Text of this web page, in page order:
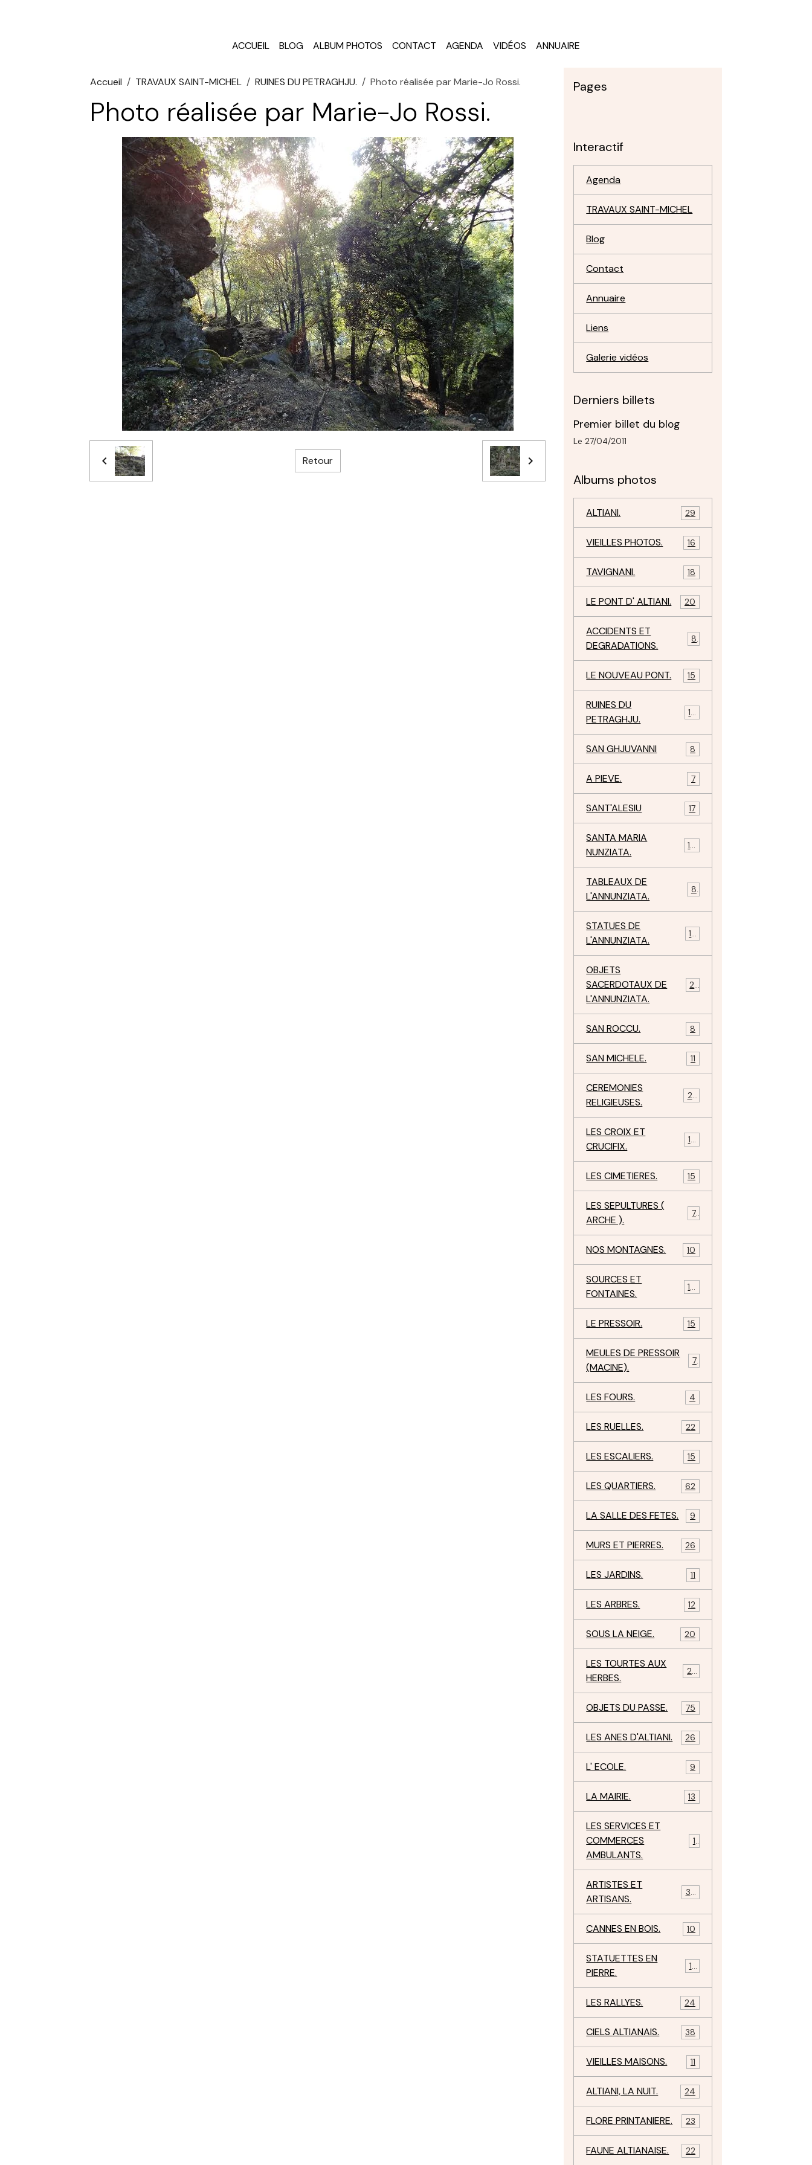
ACCUEIL BLOG ALBUM PHOTOS CONTACT AGENDA VIDÉOS ANNUAIRE
Accueil TRAVAUX SAINT-MICHEL RUINES DU PETRAGHJU. Photo réalisée par Marie-Jo Rossi.
Photo réalisée par Marie-Jo Rossi.
Retour
Pages
Interactif
Agenda
TRAVAUX SAINT-MICHEL
Blog
Contact
Annuaire
Liens
Galerie vidéos
Derniers billets
Premier billet du blog
Le 27/04/2011
Albums photos
ALTIANI. 29
VIEILLES PHOTOS. 16
TAVIGNANI. 18
LE PONT D' ALTIANI. 20
ACCIDENTS ET
DEGRADATIONS.
8
LE NOUVEAU PONT. 15
RUINES DU
PETRAGHJU.
12
SAN GHJUVANNI 8
A PIEVE. 7
SANT'ALESIU 17
SANTA MARIA
NUNZIATA.
10
TABLEAUX DE
L'ANNUNZIATA.
8
STATUES DE
L'ANNUNZIATA.
15
OBJETS
SACERDOTAUX DE
L'ANNUNZIATA.
24
SAN ROCCU. 8
SAN MICHELE. 11
CEREMONIES
RELIGIEUSES.
23
LES CROIX ET
CRUCIFIX.
18
LES CIMETIERES. 15
LES SEPULTURES (
ARCHE ).
7
NOS MONTAGNES. 10
SOURCES ET
FONTAINES.
10
LE PRESSOIR. 15
MEULES DE PRESSOIR
(MACINE).
7
LES FOURS. 4
LES RUELLES. 22
LES ESCALIERS. 15
LES QUARTIERS. 62
LA SALLE DES FETES. 9
MURS ET PIERRES. 26
LES JARDINS. 11
LES ARBRES. 12
SOUS LA NEIGE. 20
LES TOURTES AUX
HERBES.
29
OBJETS DU PASSE. 75
LES ANES D'ALTIANI. 26
L' ECOLE. 9
LA MAIRIE. 13
LES SERVICES ET
COMMERCES
AMBULANTS.
11
ARTISTES ET
ARTISANS.
34
CANNES EN BOIS. 10
STATUETTES EN
PIERRE.
17
LES RALLYES. 24
CIELS ALTIANAIS. 38
VIEILLES MAISONS. 11
ALTIANI, LA NUIT. 24
FLORE PRINTANIERE. 23
FAUNE ALTIANAISE. 22